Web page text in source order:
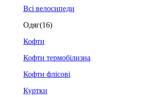
Всі велосипеди
Одяг(16)
Кофти
Кофти термобілизна
Кофти флісові
Куртки